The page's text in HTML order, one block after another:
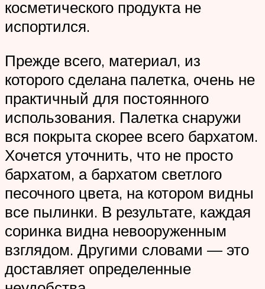
косметического продукта не
испортился.
Прежде всего, материал, из
которого сделана палетка, очень не
практичный для постоянного
использования. Палетка снаружи
вся покрыта скорее всего бархатом.
Хочется уточнить, что не просто
бархатом, а бархатом светлого
песочного цвета, на котором видны
все пылинки. В результате, каждая
соринка видна невооруженным
взглядом. Другими словами — это
доставляет определенные